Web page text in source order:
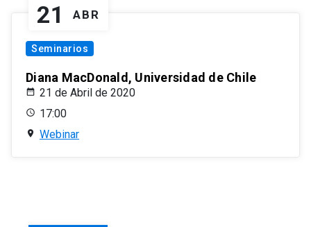
21 ABR
Seminarios
Diana MacDonald, Universidad de Chile
21 de Abril de 2020
17:00
Webinar